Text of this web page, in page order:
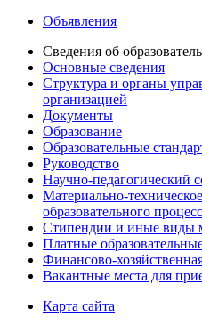
Объявления
Сведения об
Основные сведения
Структура и органы
организацией
Документы
Образование
Образовательные
Руководство
Научно-педагогический
Материально-
образовательного
Стипендии и иные виды
Платные
Финансово-
Вакантные места для
Карта сайта